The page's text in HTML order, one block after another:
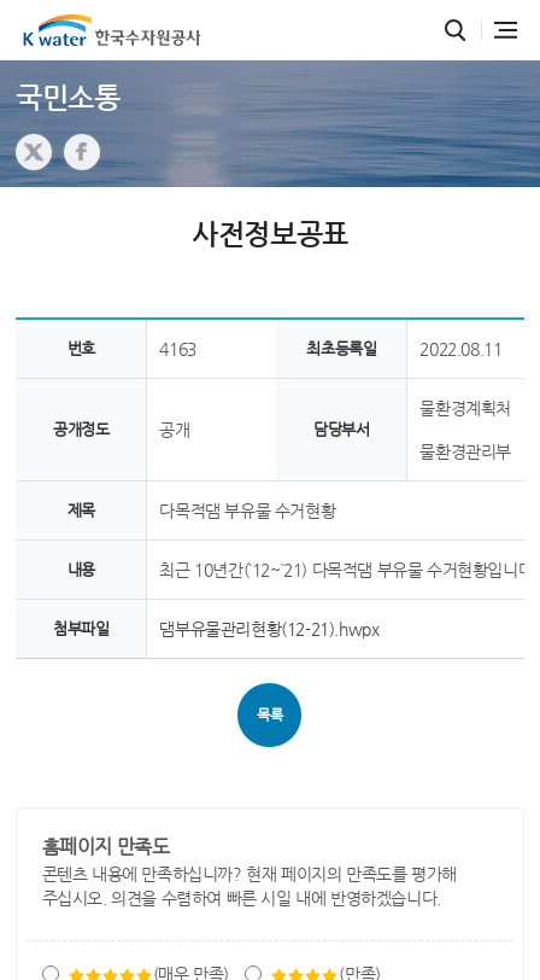
국민소통
사전정보공표
번호 4163 최초등록일 2022.08.11
공개정도 공개 담당부서
물환경계획처
물환경관리부
제목 다목적댐 부유물 수거현황
내용 최근 10년간(`12~`21) 다목적댐 부유물 수거현황입니다.
첨부파일 댐부유물관리현황(12-21).hwpx
목록
홈페이지 만족도
콘텐츠 내용에 만족하십니까? 현재 페이지의 만족도를 평가해
주십시오. 의견을 수렴하여 빠른 시일 내에 반영하겠습니다.
(매우 만족) (만족)